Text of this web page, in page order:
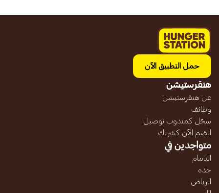
حمل التطبيق الآن
هنقرستيشن
عن هنقرستيشن
وظائف
سجّل كمندوب توصيل
انضم الآن كشريك
متواجدين في
الدمام
جده
الرياض